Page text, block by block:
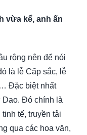
vừa kể, anh ấn
rộng nên để nói
là lễ Cấp sắc, lễ
Đặc biệt nhất
Dao. Đó chính là
tế, truyền tải
qua các hoa văn,